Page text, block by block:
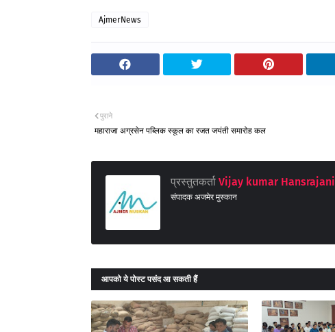
AjmerNews
पुराने
महाराजा अग्रसेन पब्लिक स्कूल का रजत जयंती समारोह कल
प्रस्तुतकर्ता Vijay kumar Hansrajani
संपादक अजमेर मुस्कान
आपको ये पोस्ट पसंद आ सकती हैं